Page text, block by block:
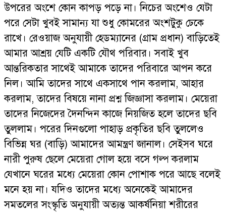
উপরের অংশে কোন কাপড় পড়ে না। নিচের অংশেও যেটা
পরে সেটা খুবই সামান্য যা শুধু কোমরের অংশটুকু ঢেকে
রাখে। রেওয়াজ অনুযায়ী হেডম্যানের (গ্রাম প্রধান) বাড়িতেই
আমার আশ্রয় যেটি একটি যৌথ পরিবার। সবাই খুব
আন্তরিকতার সাথেই আমাকে তাদের পরিবারে আপন করে
নিল। আমি তাদের সাথে একসাথে পান করলাম, আহার
করলাম, তাদের বিষয়ে নানা প্রশ্ন জিজ্ঞাসা করলাম। মেয়েরা
তাদের নিজেদের দৈনন্দিন কাজে নিয়জিত হলে তাদের ছবি
তুললাম। পরের দিনগুলো পাহাড় প্রকৃতির ছবি তুললেও
বিভিন্ন ঘর (বাড়ি) আমাদের আমন্ত্রণ জানাল। সেইসব ঘরে
নারী পুরুষ ছেলে মেয়েরা গোল হয়ে বসে গল্প করলাম
যেখানে ঘরের মধ্যে মেয়েরা কোন পোশাক পরে আছে বলেই
মনে হয় না। যদিও তাদের মধ্যে অনেকেই আমাদের
সমতলের সংস্কৃতি অনুযায়ী অত্যন্ত আকর্ষনিয়া শরীরের